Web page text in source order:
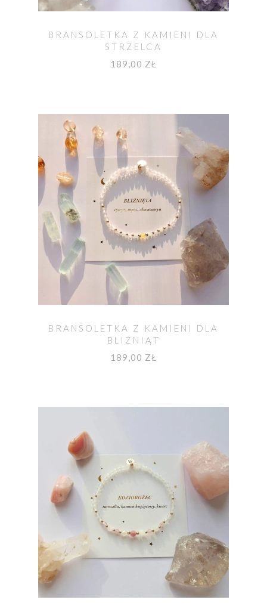
BRANSOLETKA Z KAMIENI DLA
STRZELCA
189,00 ZŁ
BRANSOLETKA Z KAMIENI DLA
BLIŹNIĄT
189,00 ZŁ